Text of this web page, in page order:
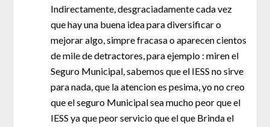
Indirectamente, desgraciadamente cada vez
que hay una buena idea para diversificar o
mejorar algo, simpre fracasa o aparecen cientos
de mile de detractores, para ejemplo : miren el
Seguro Municipal, sabemos que el IESS no sirve
para nada, que la atencion es pesima, yo no creo
que el seguro Municipal sea mucho peor que el
IESS ya que peor servicio que el que Brinda el